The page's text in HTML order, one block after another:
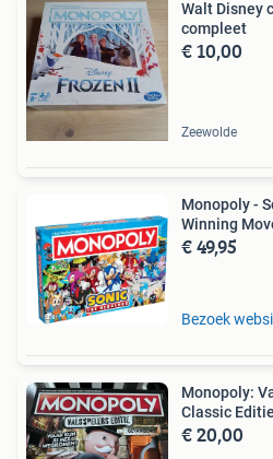
Walt Disney
compleet
€ 10,00
Zeewolde
Monopoly -
Winning
€ 49,95
Bezoek
Monopoly:
Classic
€ 20,00